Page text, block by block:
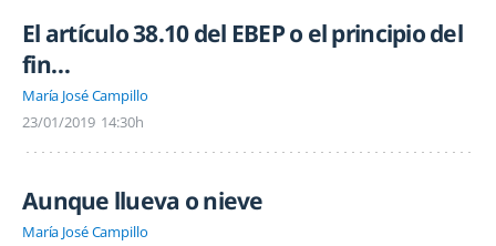
El artículo 38.10 del EBEP o el principio del
fin…
María José Campillo
23/01/2019 14:30h
Aunque llueva o nieve
María José Campillo